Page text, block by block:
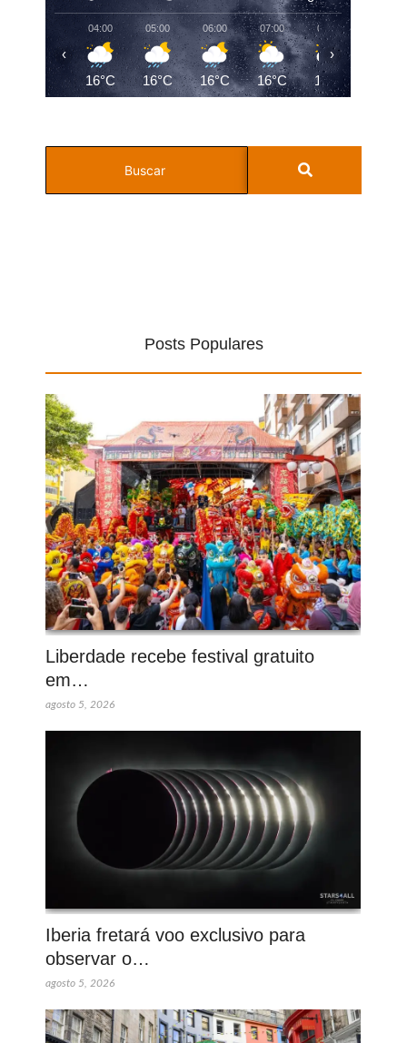
04:00
16°C
05:00
16°C
06:00
16°C
07:00
16°C
08:00
17°C
‹ ›
Posts Populares
Liberdade recebe festival gratuito
em…
agosto 5, 2026
Iberia fretará voo exclusivo para
observar o…
agosto 5, 2026